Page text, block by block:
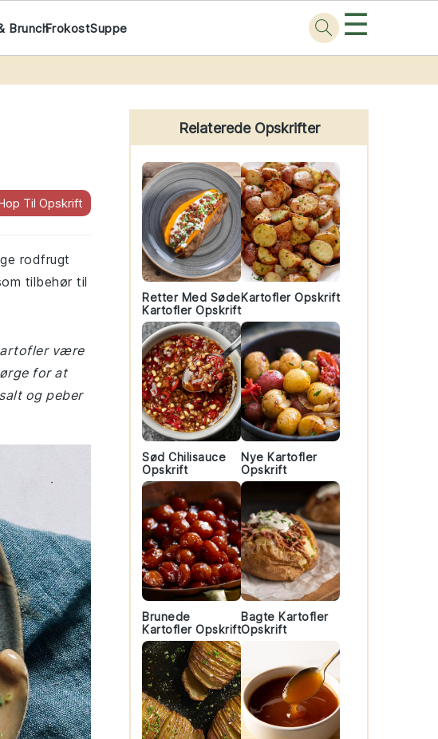
BrunchFrokostSuppe ☰
Til Opskrift
rodfrugt
tilbehør til
være
for at
og peber
Primary
Sidebar
Relaterede Opskrifter
Retter Med Søde
Kartofler Opskrift
Kartofler Opskrift
Sød Chilisauce
Opskrift
Nye Kartofler
Opskrift
Brunede
Kartofler Opskrift
Bagte Kartofler
Opskrift